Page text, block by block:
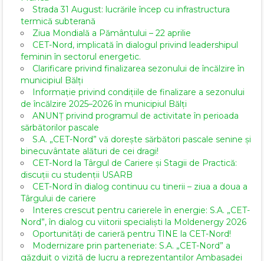
Strada 31 August: lucrările încep cu infrastructura
termică subterană
Ziua Mondială a Pământului – 22 aprilie
CET-Nord, implicată în dialogul privind leadershipul
feminin în sectorul energetic.
Clarificare privind finalizarea sezonului de încălzire în
municipiul Bălți
Informație privind condițiile de finalizare a sezonului
de încălzire 2025–2026 în municipiul Bălți
ANUNȚ privind programul de activitate în perioada
sărbătorilor pascale
S.A. „CET-Nord” vă dorește sărbători pascale senine și
binecuvântate alături de cei dragi!
CET-Nord la Târgul de Cariere și Stagii de Practică:
discuții cu studenții USARB
CET-Nord în dialog continuu cu tinerii – ziua a doua a
Târgului de cariere
Interes crescut pentru carierele în energie: S.A. „CET-
Nord”, în dialog cu viitorii specialiști la Moldenergy 2026
Oportunități de carieră pentru TINE la CET-Nord!
Modernizare prin parteneriate: S.A. „CET-Nord” a
găzduit o vizită de lucru a reprezentanților Ambasadei